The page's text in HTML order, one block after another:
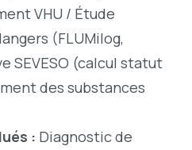
VHU / Étude
(FLUMilog,
SEVESO (calcul statut
des substances
: Diagnostic de